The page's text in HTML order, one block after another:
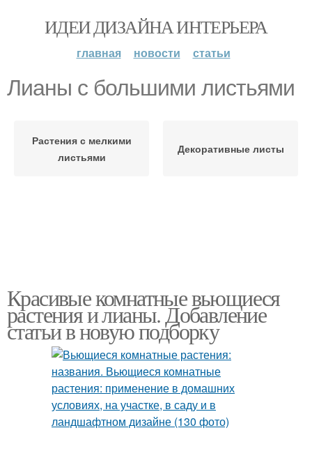
ИДЕИ ДИЗАЙНА ИНТЕРЬЕРА
главная новости статьи
Лианы с большими листьями
Растения с мелкими
листьями
Декоративные листы
Красивые комнатные вьющиеся
растения и лианы. Добавление
статьи в новую подборку